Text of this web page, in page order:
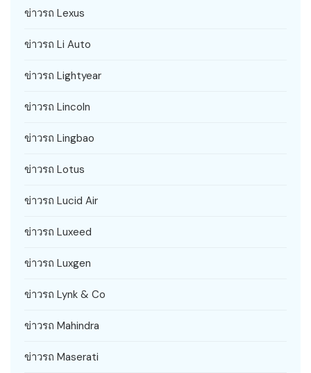
ข่าวรถ Lexus
ข่าวรถ Li Auto
ข่าวรถ Lightyear
ข่าวรถ Lincoln
ข่าวรถ Lingbao
ข่าวรถ Lotus
ข่าวรถ Lucid Air
ข่าวรถ Luxeed
ข่าวรถ Luxgen
ข่าวรถ Lynk & Co
ข่าวรถ Mahindra
ข่าวรถ Maserati